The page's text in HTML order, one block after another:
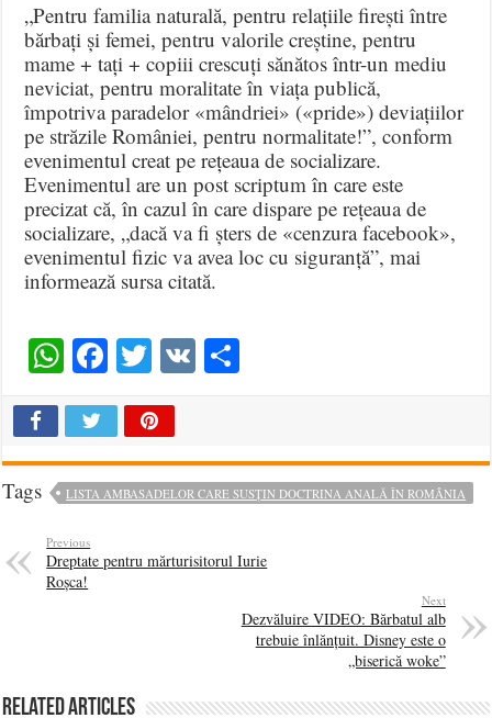
„Pentru familia naturală, pentru relațiile firești între
bărbați și femei, pentru valorile creștine, pentru
mame + tați + copiii crescuți sănătos într-un mediu
neviciat, pentru moralitate în viața publică,
împotriva paradelor «mândriei» («pride») deviațiilor
pe străzile României, pentru normalitate!”, conform
evenimentul creat pe rețeaua de socializare.
Evenimentul are un post scriptum în care este
precizat că, în cazul în care dispare pe rețeaua de
socializare, „dacă va fi șters de «cenzura facebook»,
evenimentul fizic va avea loc cu siguranță”, mai
informează sursa citată.
WhatsApp
Facebook
Twitter
VK
Tags LISTA AMBASADELOR CARE SUSȚIN DOCTRINA ANALĂ ÎN ROMÂNIA
Previous
Dreptate pentru mărturisitorul Iurie
Roșca!
Next
Dezvăluire VIDEO: Bărbatul alb
trebuie înlănțuit. Disney este o
„biserică woke”
Related Articles